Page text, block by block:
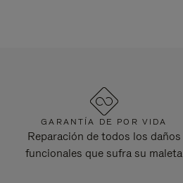
GARANTÍA DE POR VIDA
Reparación de todos los daños
funcionales que sufra su maleta